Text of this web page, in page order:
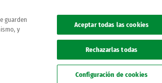
guarden
y
Aceptar todas las cookies
Rechazarlas todas
Configuración de cookies